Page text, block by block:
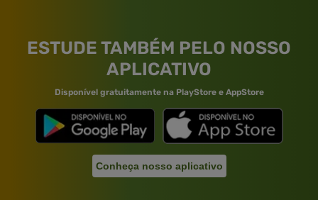
ESTUDE TAMBÉM PELO NOSSO
APLICATIVO
Disponível gratuitamente na PlayStore e AppStore
Conheça nosso aplicativo